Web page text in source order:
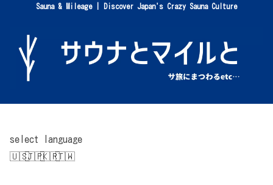
Sauna & Mileage | Discover Japan's Crazy Sauna Culture
select language